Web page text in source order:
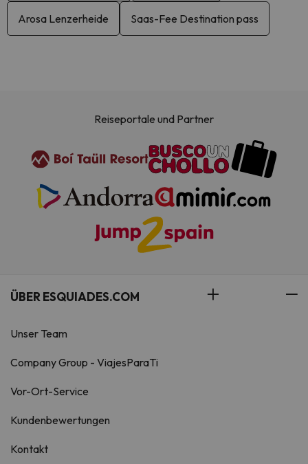
Arosa Lenzerheide Saas-Fee Destination pass
Reiseportale und Partner
ÜBER ESQUIADES.COM
Unser Team
Company Group - ViajesParaTi
Vor-Ort-Service
Kundenbewertungen
Kontakt